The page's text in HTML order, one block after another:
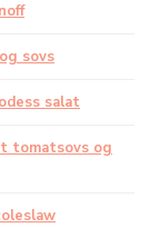
sovs
salat
tomatsovs og